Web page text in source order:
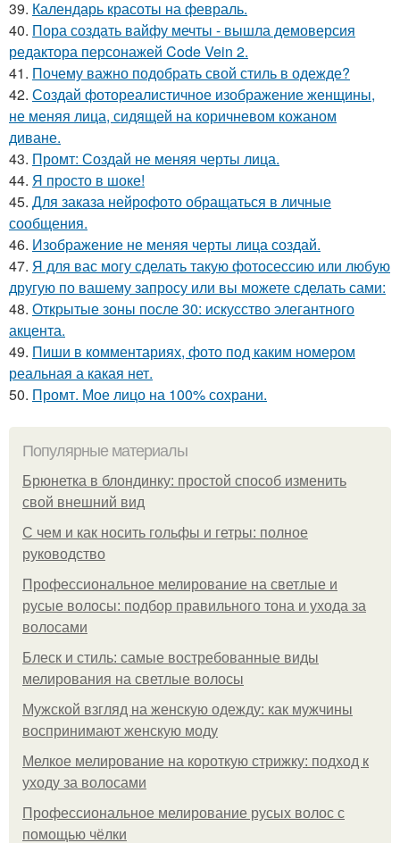
39. Календарь красоты на февраль.
40. Пора создать вайфу мечты - вышла демоверсия
редактора персонажей Code Vein 2.
41. Почему важно подобрать свой стиль в одежде?
42. Создай фотореалистичное изображение женщины,
не меняя лица, сидящей на коричневом кожаном
диване.
43. Промт: Создай не меняя черты лица.
44. Я просто в шоке!
45. Для заказа нейрофото обращаться в личные
сообщения.
46. Изображение не меняя черты лица создай.
47. Я для вас могу сделать такую фотосессию или любую
другую по вашему запросу или вы можете сделать сами:
48. Открытые зоны после 30: искусство элегантного
акцента.
49. Пиши в комментариях, фото под каким номером
реальная а какая нет.
50. Промт. Мое лицо на 100% сохрани.
Популярные материалы
Брюнетка в блондинку: простой способ изменить
свой внешний вид
С чем и как носить гольфы и гетры: полное
руководство
Профессиональное мелирование на светлые и
русые волосы: подбор правильного тона и ухода за
волосами
Блеск и стиль: самые востребованные виды
мелирования на светлые волосы
Мужской взгляд на женскую одежду: как мужчины
воспринимают женскую моду
Мелкое мелирование на короткую стрижку: подход к
уходу за волосами
Профессиональное мелирование русых волос с
помощью чёлки